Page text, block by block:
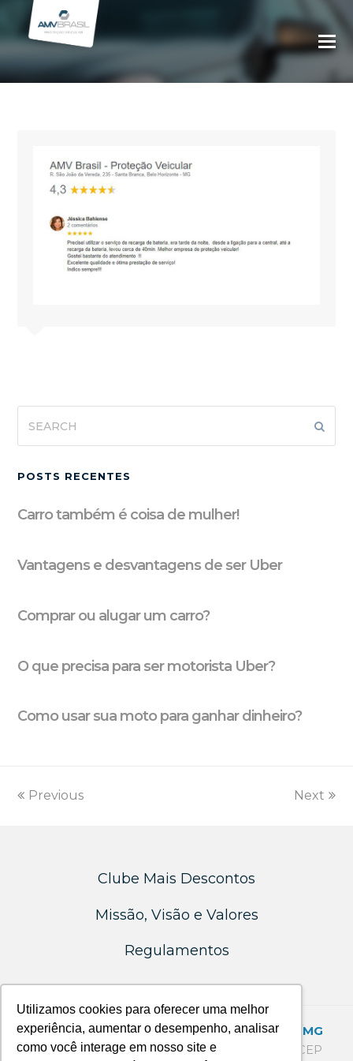
Utilizamos cookies para oferecer uma melhor
experiência, aumentar o desempenho, analisar
como você interage em nosso site e
POSTS RECENTES
Carro também é coisa de mulher!
Vantagens e desvantagens de ser Uber
Comprar ou alugar um carro?
O que precisa para ser motorista Uber?
Como usar sua moto para ganhar dinheiro?
Previous Next
Clube Mais Descontos
Missão, Visão e Valores
Regulamentos
SEDE - SANTA BRANCA - BELO HORIZONTE/MG
Rua São João da Vereda, 235 - Santa Branca - CEP